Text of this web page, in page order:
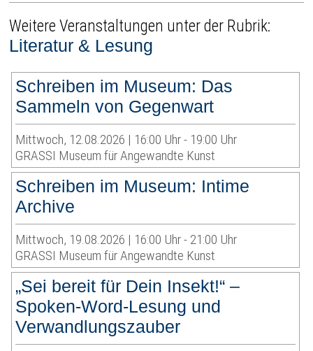
Weitere Veranstaltungen unter der Rubrik:
Literatur & Lesung
Schreiben im Museum: Das
Sammeln von Gegenwart
Mittwoch, 12.08.2026 | 16:00 Uhr - 19:00 Uhr
GRASSI Museum für Angewandte Kunst
Schreiben im Museum: Intime
Archive
Mittwoch, 19.08.2026 | 16:00 Uhr - 21:00 Uhr
GRASSI Museum für Angewandte Kunst
„Sei bereit für Dein Insekt!“ –
Spoken-Word-Lesung und
Verwandlungszauber